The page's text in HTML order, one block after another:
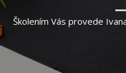
Školením Vás provede